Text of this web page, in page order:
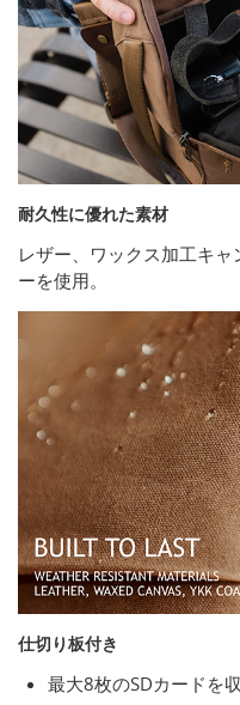
耐久性に優れた素材
レザー、ワックス加工キ
ーを使用。
仕切り板付き
最大8枚のSDカードを